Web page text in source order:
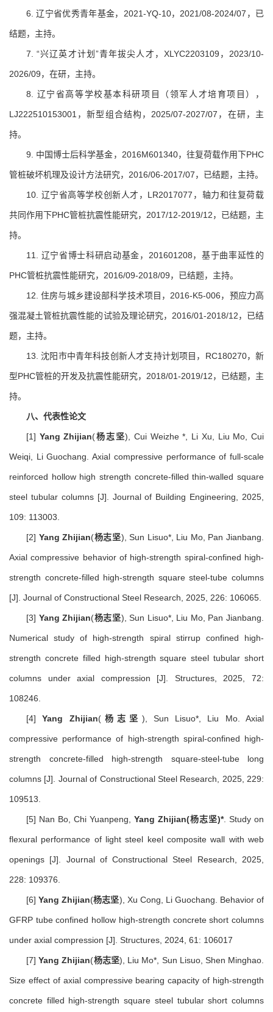
6. 辽宁省优秀青年基金，2021-YQ-10，2021/08-2024/07，已
结题，主持。
7. “兴辽英才计划”青年拔尖人才，XLYC2203109，2023/10-
2026/09，在研，主持。
8. 辽宁省高等学校基本科研项目（领军人才培育项目），
LJ222510153001，新型组合结构，2025/07-2027/07，在研，主
持。
9. 中国博士后科学基金，2016M601340，往复荷载作用下PHC
管桩破坏机理及设计方法研究，2016/06-2017/07，已结题，主持。
10. 辽宁省高等学校创新人才，LR2017077，轴力和往复荷载
共同作用下PHC管桩抗震性能研究，2017/12-2019/12，已结题，主
持。
11. 辽宁省博士科研启动基金，201601208，基于曲率延性的
PHC管桩抗震性能研究，2016/09-2018/09，已结题，主持。
12. 住房与城乡建设部科学技术项目，2016-K5-006，预应力高
强混凝土管桩抗震性能的试验及理论研究，2016/01-2018/12，已结
题，主持。
13. 沈阳市中青年科技创新人才支持计划项目，RC180270，新
型PHC管桩的开发及抗震性能研究，2018/01-2019/12，已结题，主
持。
八、代表性论文
[1] Yang Zhijian(杨志坚), Cui Weizhe *, Li Xu, Liu Mo, Cui
Weiqi, Li Guochang. Axial compressive performance of full-scale
reinforced hollow high strength concrete-filled thin-walled square
steel tubular columns [J]. Journal of Building Engineering, 2025,
109: 113003.
[2] Yang Zhijian(杨志坚), Sun Lisuo*, Liu Mo, Pan Jianbang.
Axial compressive behavior of high-strength spiral-confined high-
strength concrete-filled high-strength square steel-tube columns
[J]. Journal of Constructional Steel Research, 2025, 226: 106065.
[3] Yang Zhijian(杨志坚), Sun Lisuo*, Liu Mo, Pan Jianbang.
Numerical study of high-strength spiral stirrup confined high-
strength concrete filled high-strength square steel tubular short
columns under axial compression [J]. Structures, 2025, 72:
108246.
[4]Yang Zhijian(杨志坚 ), Sun Lisuo*, Liu Mo. Axial
compressive performance of high-strength spiral-confined high-
strength concrete-filled high-strength square-steel-tube long
columns [J]. Journal of Constructional Steel Research, 2025, 229:
109513.
[5] Nan Bo, Chi Yuanpeng, Yang Zhijian(杨志坚)*. Study on
flexural performance of light steel keel composite wall with web
openings [J]. Journal of Constructional Steel Research, 2025,
228: 109376.
[6]Yang Zhijian(杨志坚), Xu Cong, Li Guochang. Behavior of
GFRP tube confined hollow high-strength concrete short columns
under axial compression [J]. Structures, 2024, 61: 106017
[7]Yang Zhijian(杨志坚), Liu Mo*, Sun Lisuo, Shen Minghao.
Size effect of axial compressive bearing capacity of high-strength
concrete filled high-strength square steel tubular short columns